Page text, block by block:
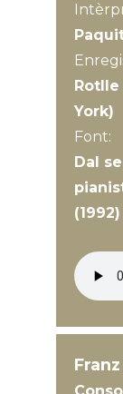
Rotlle
York)
Font:
Dal
(1992)
Franz